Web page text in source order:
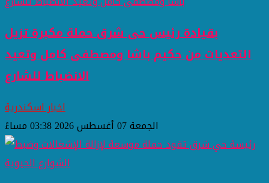
بقيادة رئيس حى شرق حملة مكبرة تزيل
التعديات من حكيم باشا ومصطفى كامل وتعيد
الانضباط للشارع
اخبار اسكندرية
الجمعة 07 أغسطس 2026 03:38 مساءً